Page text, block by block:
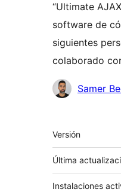
“Ultimate
software de
siguientes
colaborado
Colaboradores
Samer
Meta
Versión
Última
Instalaciones